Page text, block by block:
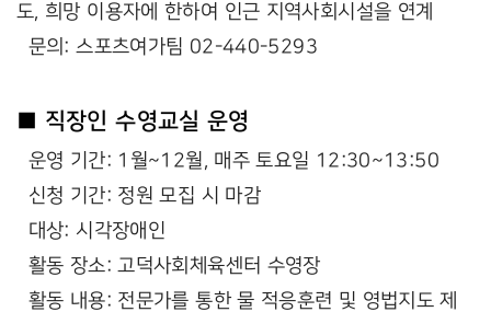
도, 희망 이용자에 한하여 인근 지역사회시설을 연계
문의: 스포츠여가팀 02-440-5293
■ 직장인 수영교실 운영
운영 기간: 1월~12월, 매주 토요일 12:30~13:50
신청 기간: 정원 모집 시 마감
대상: 시각장애인
활동 장소: 고덕사회체육센터 수영장
활동 내용: 전문가를 통한 물 적응훈련 및 영법지도 제